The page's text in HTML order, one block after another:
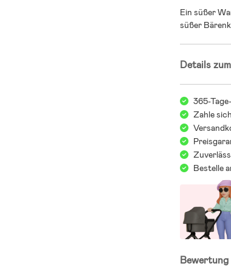
Ein süßer
süßer
Details
365-
Zahle
Bestelle
Bewertung